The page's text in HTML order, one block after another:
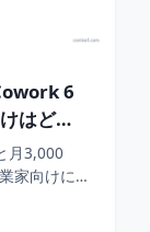
6
はど
月3,000
家向けに